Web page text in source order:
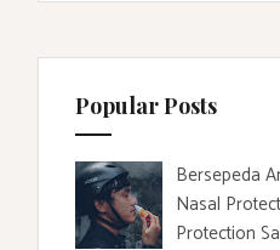
h
o
r
:
Popular Posts
Bersepeda
Nasal
Protection